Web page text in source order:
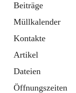
Beiträge
Müllkalender
Kontakte
Artikel
Dateien
Öffnungszeiten
Ordner
in
Tab
Formulare
Artikel
öffnet
in
neuem
Tab